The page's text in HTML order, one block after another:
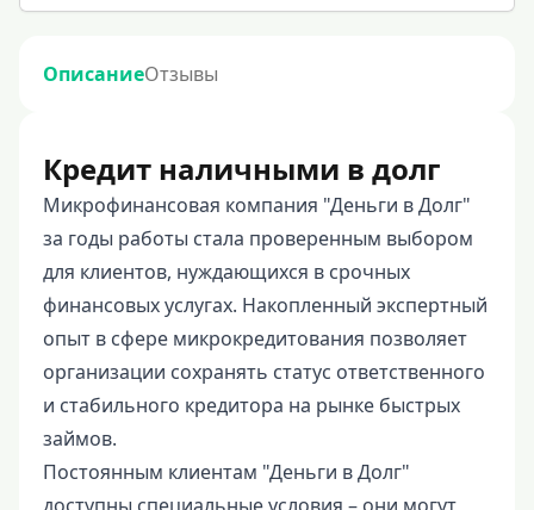
ОписаниеОтзывы
Кредит наличными в долг
Микрофинансовая компания "Деньги в Долг"
за годы работы стала проверенным выбором
для клиентов, нуждающихся в срочных
финансовых услугах. Накопленный экспертный
опыт в сфере микрокредитования позволяет
организации сохранять статус ответственного
и стабильного кредитора на рынке быстрых
займов.
Постоянным клиентам "Деньги в Долг"